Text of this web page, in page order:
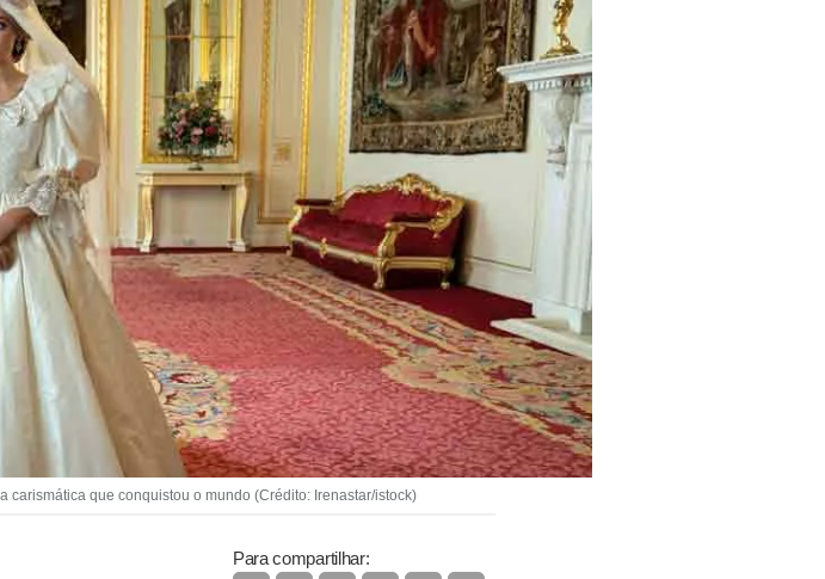
carismática que conquistou o mundo (Crédito: Irenastar/istock)
Para compartilhar: